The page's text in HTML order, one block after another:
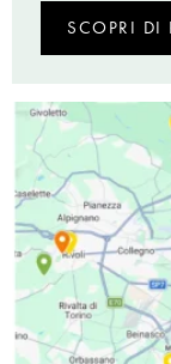
SCOPRI DI